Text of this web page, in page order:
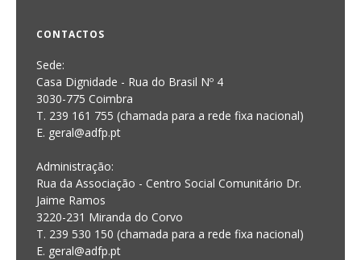
CONTACTOS
Sede:
Casa Dignidade - Rua do Brasil Nº 4
3030-775 Coimbra
T. 239 161 755 (chamada para a rede fixa nacional)
E. geral@adfp.pt
Administração:
Rua da Associação - Centro Social Comunitário Dr.
Jaime Ramos
3220-231 Miranda do Corvo
T. 239 530 150 (chamada para a rede fixa nacional)
E. geral@adfp.pt